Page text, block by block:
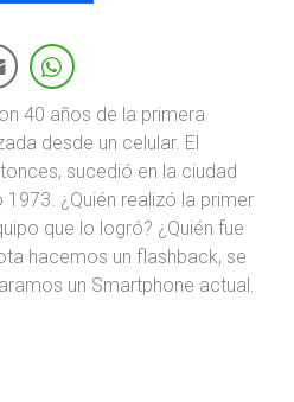
40 años de la primera
desde un celular. El
sucedió en la ciudad
1973. ¿Quién realizó la primer
que lo logró? ¿Quién fue
hacemos un flashback, se
un Smartphone actual.